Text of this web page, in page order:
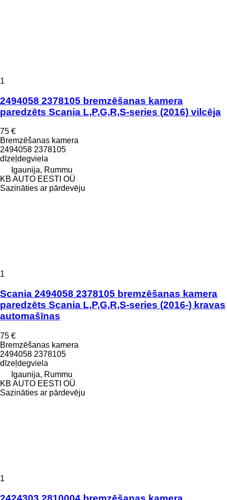
1
2494058 2378105 bremzēšanas kamera
paredzēts Scania L,P,G,R,S-series (2016) vilcēja
75 €
Bremzēšanas kamera
2494058 2378105
dīzeļdegviela
Igaunija, Rummu
KB AUTO EESTI OÜ
Sazināties ar pārdevēju
1
Scania 2494058 2378105 bremzēšanas kamera
paredzēts Scania L,P,G,R,S-series (2016-) kravas
automašīnas
75 €
Bremzēšanas kamera
2494058 2378105
dīzeļdegviela
Igaunija, Rummu
KB AUTO EESTI OÜ
Sazināties ar pārdevēju
1